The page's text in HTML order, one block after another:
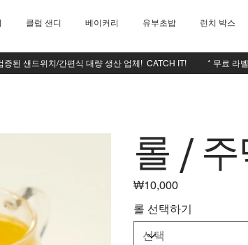
클럽 샌디 베이커리 유부초밥 런치 박스
롤 /
가
₩10,000
롤 선택하기